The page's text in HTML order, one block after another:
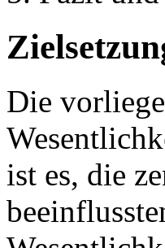
Die
ist es, die